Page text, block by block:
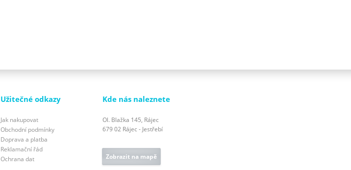
Užitečné odkazy
Jak nakupovat
Obchodní podmínky
Doprava a platba
Reklamační řád
Ochrana dat
Kde nás naleznete
Ol. Blažka 145, Rájec
679 02 Rájec - Jestřebí
Zobrazit na mapě